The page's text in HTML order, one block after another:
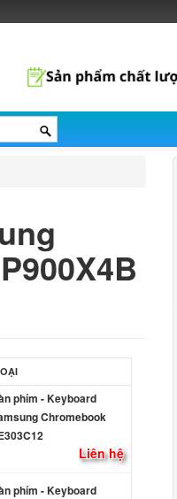
phím - Keyboard
Chromebook
Liên hệ
phím - Keyboard